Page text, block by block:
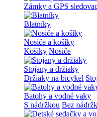
Zámky a GPS
Blatníky
Nosiče a košíky
Košíky Nosiče
Stojany a držiaky
Držiaky na bicykel
Batohy a vodné vaky
S nádržkou Bez